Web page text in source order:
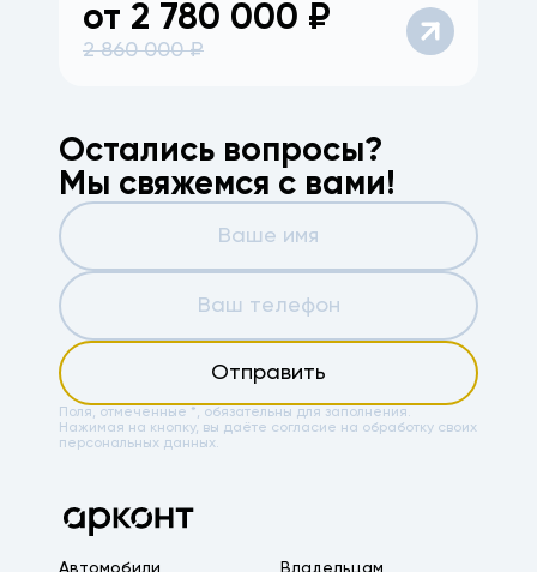
от 2 780 000 ₽
2 860 000₽
Остались вопросы?
Мы свяжемся с вами!
Отправить
Поля, отмеченные *, обязательны для заполнения.
Нажимая на кнопку, вы даёте согласие на обработку своих
персональных данных.
Автомобили Владельцам